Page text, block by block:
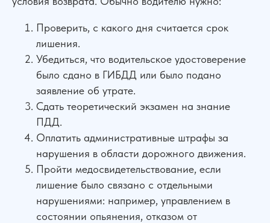
Проверить, с какого дня считается срок
лишения.
Убедиться, что водительское удостоверение
было сдано в ГИБДД или было подано
заявление об утрате.
Сдать теоретический экзамен на знание
ПДД.
Оплатить административные штрафы за
нарушения в области дорожного движения.
Пройти медосвидетельствование, если
лишение было связано с отдельными
нарушениями: например, управлением в
состоянии опьянения, отказом от